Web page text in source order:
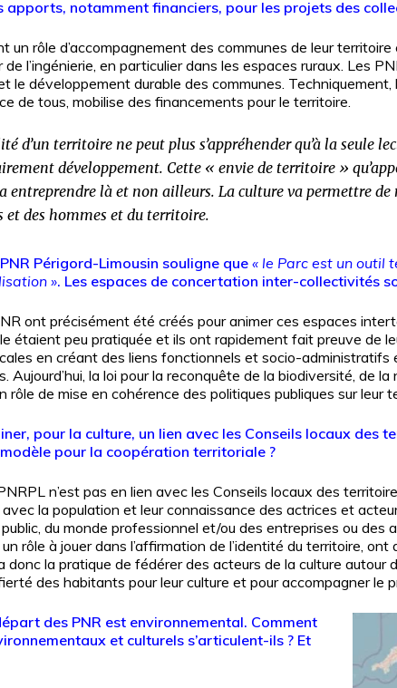
apports, notamment financiers, pour les projets des
un rôle d’accompagnement des communes de leur
l’ingénierie, en particulier dans les espaces ruraux. Les
le développement durable des communes.
de tous, mobilise des financements pour le territoire.
d’un territoire ne peut plus s’appréhender qu’à la seule
développement. Cette « envie de territoire »
entreprendre là et non ailleurs. La culture va permettre
et des hommes et du territoire.
Périgord-Limousin souligne que« le Parc est un outil
». Les espaces de concertation inter-collectivités
ont précisément été créés pour animer ces espaces
étaient peu pratiquée et ils ont rapidement fait preuve de
en créant des liens fonctionnels et socio-
Aujourd’hui, la loi pour la reconquête de la biodiversité, de
rôle de mise en cohérence des politiques publiques sur leur
pour la culture, un lien avec les Conseils locaux des
pour la coopération territoriale ?
n’est pas en lien avec les Conseils locaux des
la population et leur connaissance des actrices et
du monde professionnel et/ou des entreprises ou
un rôle à jouer dans l’affirmation de l’identité du territoire,
donc la pratique de fédérer des acteurs de la culture autour
des habitants pour leur culture et pour accompagner le
des PNR est environnemental. Comment
et culturels s’articulent-ils ? Et